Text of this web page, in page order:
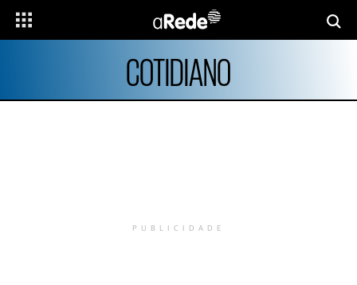
COTIDIANO
PUBLICIDADE